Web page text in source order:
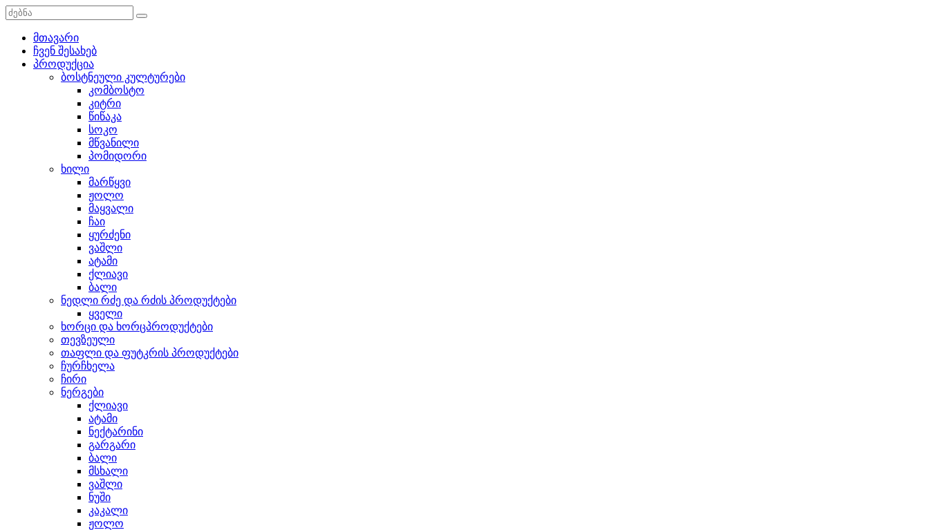
მთავარი
ჩვენ შესახებ
პროდუქცია
ბოსტნეული კულტურები
კომბოსტო
კიტრი
წიწაკა
სოკო
მწვანილი
პომიდორი
ხილი
მარწყვი
ჟოლო
მაყვალი
ჩაი
ყურძენი
ვაშლი
ატამი
ქლიავი
ბალი
ნედლი რძე და რძის პროდუქტები
ყველი
ხორცი და ხორცპროდუქტები
თევზეული
თაფლი და ფუტკრის პროდუქტები
ჩურჩხელა
ჩირი
ნერგები
ქლიავი
ატამი
ნექტარინი
გარგარი
ბალი
მსხალი
ვაშლი
ნუში
კაკალი
ჟოლო